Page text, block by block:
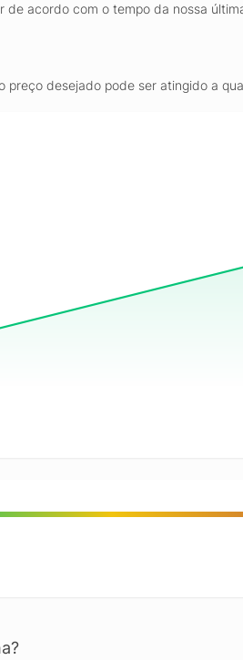
acordo com o tempo da nossa
preço desejado pode ser atingido a